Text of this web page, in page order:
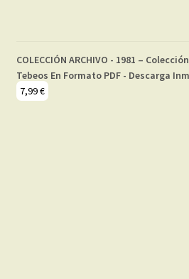
COLECCIÓN ARCHIVO - 1981 –
Tebeos En Formato PDF - Descarga
7,99€